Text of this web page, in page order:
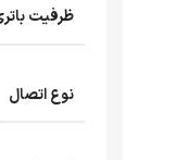
ظرفیت
نوع اتصال